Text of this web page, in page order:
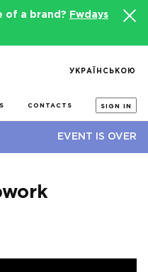
of a brand?
Fwdays
CONTACTS SIGN IN
УКРАЇНСЬКОЮ
EVENT IS OVER